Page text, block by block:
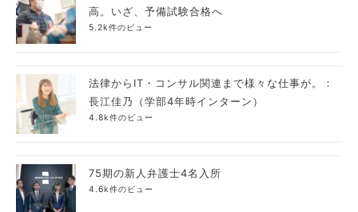
高。いざ、予備試験合格へ
5.2k件のビュー
法律からIT・コンサル関連まで様々な仕事が。：
長江佳乃（学部4年時インターン）
4.8k件のビュー
75期の新人弁護士4名入所
4.6k件のビュー